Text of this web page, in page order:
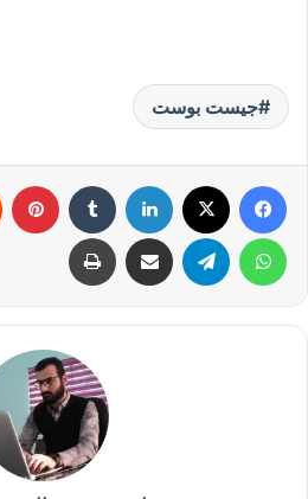
جيست بوست
فيسبوك لينكدإن
واتساب تيلقرام مشاركة عبر البريد طباعة